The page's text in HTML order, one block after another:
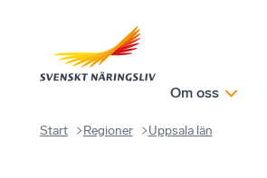
Om oss
Start Regioner Uppsala län